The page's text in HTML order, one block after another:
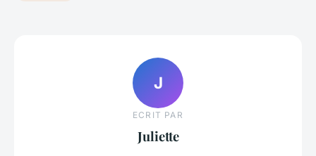
J
ECRIT PAR
Juliette